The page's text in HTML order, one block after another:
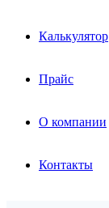
Калькулятор
Прайс
О компании
Контакты